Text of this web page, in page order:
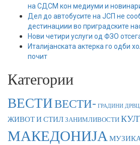
на СДСМ кон медиуми и
Дел до автобусите на ЈСП не
дестинациии во приградските
Нови четири услуги од ФЗО
Италијанската актерка го одби
почит
Категории
ВЕСТИВЕСТИ- ГРАДИНИ
ЖИВОТ И СТИЛЗАНИМЛИВОСТИ
МАКЕДОНИЈА